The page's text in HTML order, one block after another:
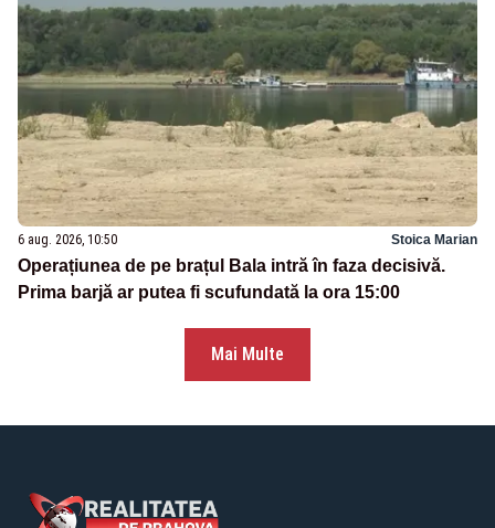
6 aug. 2026, 10:50 Stoica Marian
Operațiunea de pe brațul Bala intră în faza decisivă.
Prima barjă ar putea fi scufundată la ora 15:00
Mai Multe